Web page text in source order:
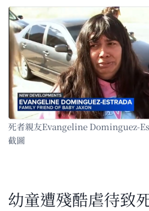
死者親友Evangeline Dominguez-
截圖
幼童遭殘酷虐待致